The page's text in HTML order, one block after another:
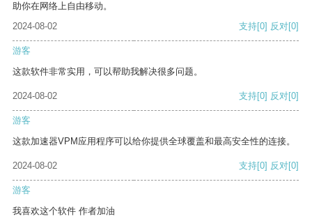
助你在网络上自由移动。
2024-08-02
支持[0] 反对[0]
游客
这款软件非常实用，可以帮助我解决很多问题。
2024-08-02 支持[0] 反对[0]
游客
这款加速器VPM应用程序可以给你提供全球覆盖和最高安全性的连接。
2024-08-02 支持[0] 反对[0]
游客
我喜欢这个软件 作者加油